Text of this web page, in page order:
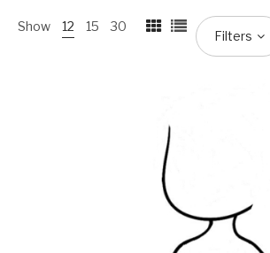
Show 12 15 30
Filters